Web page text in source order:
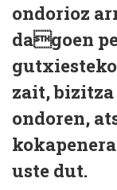
ondorioz
dagoen
zait,
ondoren,
uste dut.